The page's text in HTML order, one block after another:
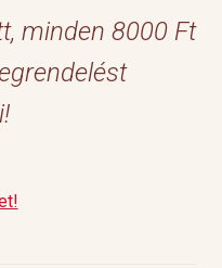
minden 8000 Ft